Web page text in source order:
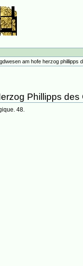
am hofe herzog phillipps
Phillipps
48.